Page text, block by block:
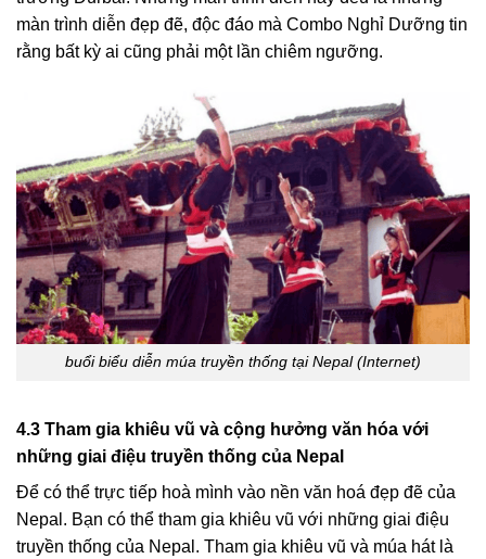
màn trình diễn đẹp đẽ, độc đáo mà Combo Nghỉ Dưỡng tin
rằng bất kỳ ai cũng phải một lần chiêm ngưỡng.
buổi biểu diễn múa truyền thống tại Nepal (Internet)
4.3 Tham gia khiêu vũ và cộng hưởng văn hóa với
những giai điệu truyền thống của Nepal
Để có thể trực tiếp hoà mình vào nền văn hoá đẹp đẽ của
Nepal. Bạn có thể tham gia khiêu vũ với những giai điệu
truyền thống của Nepal. Tham gia khiêu vũ và múa hát là